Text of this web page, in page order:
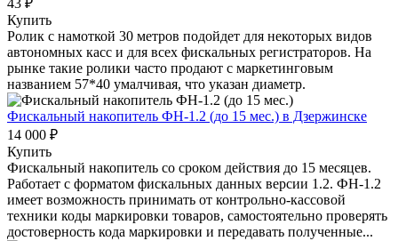
43 ₽
Купить
Ролик с намоткой 30 метров подойдет для некоторых видов
автономных касс и для всех фискальных регистраторов. На
рынке такие ролики часто продают с маркетинговым
названием 57*40 умалчивая, что указан диаметр.
Фискальный накопитель ФН-1.2 (до 15 мес.) в Дзержинске
14 000 ₽
Купить
Фискальный накопитель cо сроком действия до 15 месяцев.
Работает с форматом фискальных данных версии 1.2. ФН-1.2
имеет возможность принимать от контрольно-кассовой
техники коды маркировки товаров, самостоятельно проверять
достоверность кода маркировки и передавать полученные...